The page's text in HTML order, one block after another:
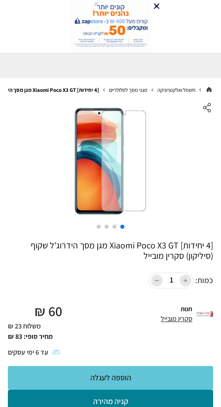
חשמל ואלקטרוניקה מגני מסך לסלולריים [4 יחידות] Xiaomi Poco X3 GT מגן מסך הידרוג'ל שקוף (סיליקון) סקרין מובייל
[4 יחידות] Xiaomi Poco X3 GT מגן מסך הידרוג'ל שקוף
(סיליקון) סקרין מובייל
כמות:
חנות
סקרין מובייל 60
₪
משלוח 23 ₪
מחיר סופי: 83
₪
עד6ימי עסקים
קניה מהירה
הוספה לעגלה